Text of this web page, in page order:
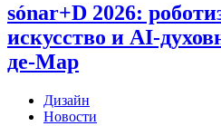
sónar+D 2026:
искусство и AI-
де-Мар
Дизайн
Новости